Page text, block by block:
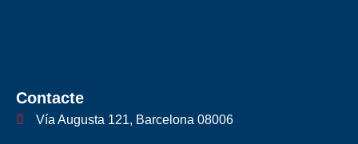
Contacte
Vía Augusta 121, Barcelona 08006